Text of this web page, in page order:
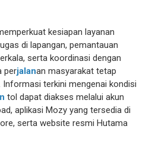
kesiapan layanan
di lapangan, pemantauan
serta koordinasi dengan
perjalanan masyarakat tetap
Informasi terkini mengenai kondisi
tol dapat diakses melalui akun
aplikasi Mozy yang tersedia di
serta website resmi Hutama